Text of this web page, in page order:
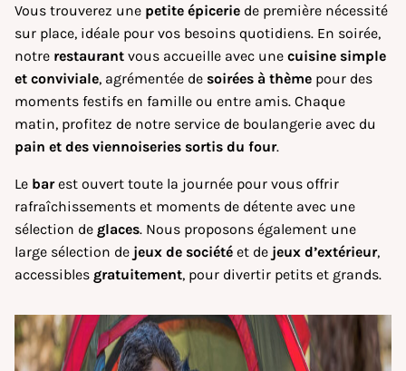
Vous trouverez une petite épicerie de première nécessité
sur place, idéale pour vos besoins quotidiens. En soirée,
notre restaurant vous accueille avec une cuisine simple
et conviviale, agrémentée de soirées à thème pour des
moments festifs en famille ou entre amis. Chaque
matin, profitez de notre service de boulangerie avec du
pain et des viennoiseries sortis du four.
Le barest ouvert toute la journée pour vous offrir
rafraîchissements et moments de détente avec une
sélection de glaces. Nous proposons également une
large sélection de jeux de société et de jeux d’extérieur,
accessibles gratuitement, pour divertir petits et grands.